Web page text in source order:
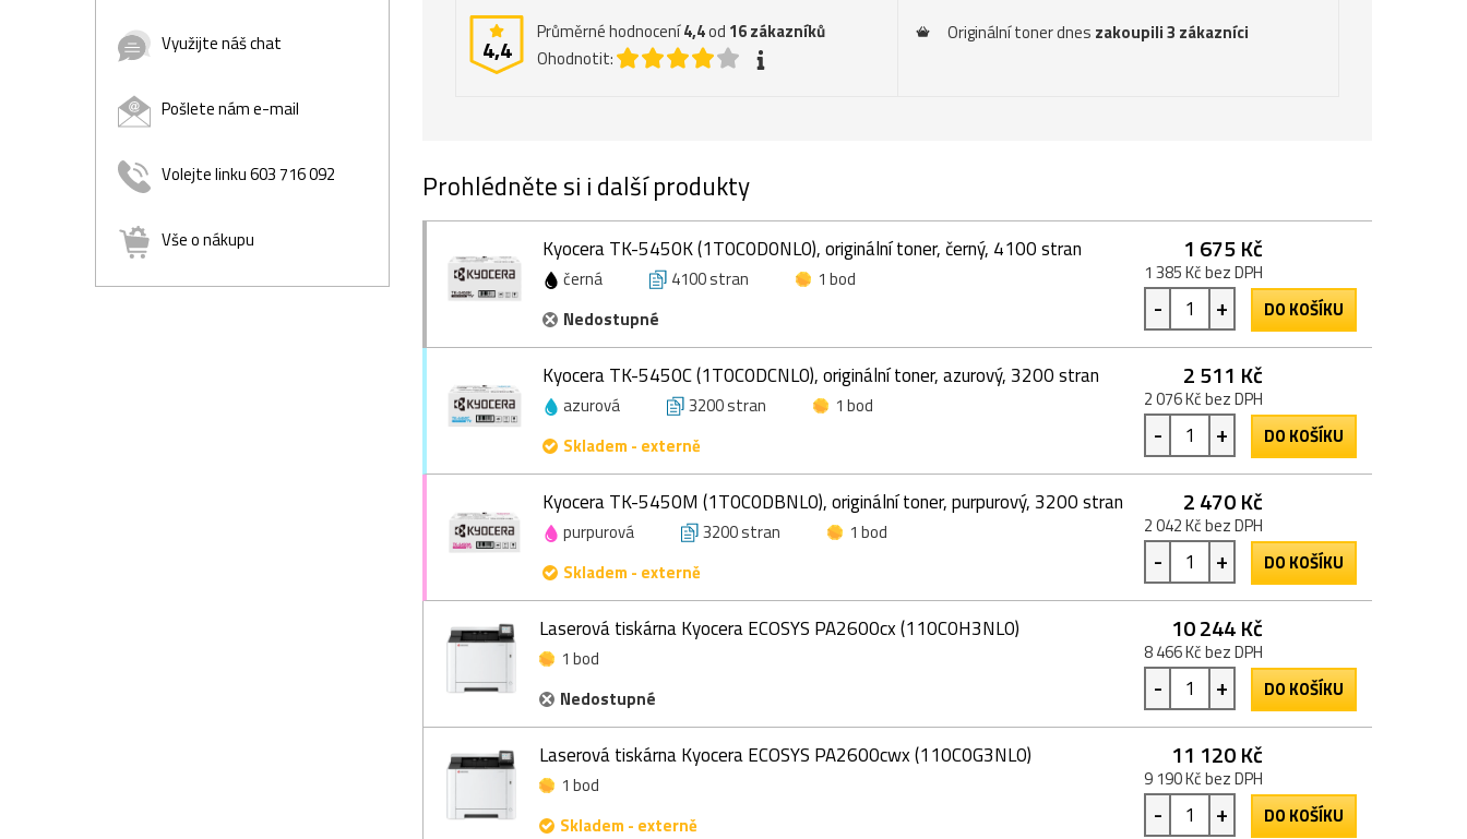
Využijte náš chat
Pošlete nám e-mail
Volejte linku 603 716 092
Vše o nákupu
4,4
Průměrné hodnocení4,4od 16zákazníků
Ohodnotit:
Originální toner dnes zakoupili 3 zákazníci
Prohlédněte si i další produkty
Kyocera TK-5450K (1T0C0D0NL0), originální toner, černý, 4100 stran
černá 4100 stran
1 bod
Nedostupné
1 675 Kč
1 385 Kč bez DPH
- + DO KOŠÍKU
Kyocera TK-5450C (1T0C0DCNL0), originální toner, azurový, 3200 stran
azurová 3200 stran
1 bod
Skladem - externě
2 511 Kč
2 076 Kč bez DPH
- + DO KOŠÍKU
Kyocera TK-5450M (1T0C0DBNL0), originální toner, purpurový, 3200 stran
purpurová 3200 stran
1 bod
Skladem - externě
2 470 Kč
2 042 Kč bez DPH
- + DO KOŠÍKU
Laserová tiskárna Kyocera ECOSYS PA2600cx (110C0H3NL0)
1 bod
Nedostupné
10 244 Kč
8 466 Kč bez DPH
- + DO KOŠÍKU
Laserová tiskárna Kyocera ECOSYS PA2600cwx (110C0G3NL0)
1 bod
Skladem - externě
11 120 Kč
9 190 Kč bez DPH
- + DO KOŠÍKU